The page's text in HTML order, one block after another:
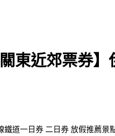
東近郊票券
鐵道一日券 二日券 放假推薦景